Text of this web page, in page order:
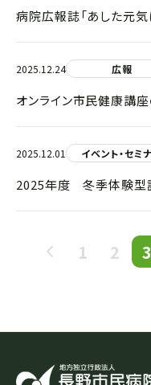
病院広報誌「あした元
2025.12.24 広報
オンライン市民健康講
2025.12.01 イベント・セミ
2025年度 冬季体験型
1 2 3